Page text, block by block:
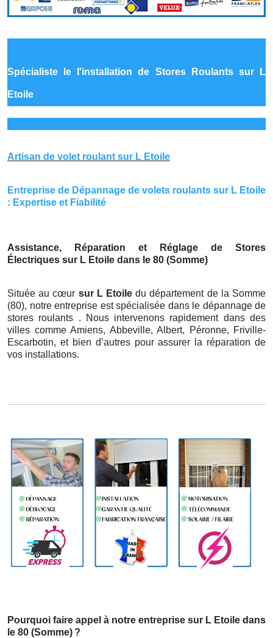
Spécialiste le l'installation de Stores Roulants sur L
Etoile
Artisan de volet roulant sur L Etoile
Entreprise de Dépannage de volets roulants sur L Etoile
: Expertise et Fiabilité
Assistance, Réparation et Réglage de Stores
Électriques sur L Etoile dans le 80 (Somme)
Située au cœur sur L Etoiledu département de la Somme
(80), notre entreprise est spécialisée dans le dépannage de
stores roulants . Nous intervenons rapidement dans des
villes comme Amiens, Abbeville, Albert, Péronne, Friville-
Escarbotin, et bien d’autres pour assurer la réparation de
vos installations.
Pourquoi faire appel à notre entreprise sur L Etoile dans
le 80 (Somme) ?